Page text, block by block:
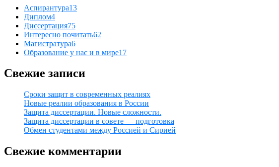
Аспирантура13
Диплом4
Диссертация75
Интересно почитать62
Магистратура6
Образование у нас и в мире17
Свежие записи
Сроки защит в современных реалиях
Новые реалии образования в России
Защита диссертации. Новые сложности.
Защита диссертации в совете — подготовка
Обмен студентами между Россией и Сирией
Свежие комментарии